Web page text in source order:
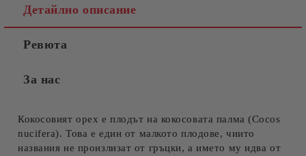
Детайлно описание
Ревюта
За нас
Кокосовият орех е плодът на кокосовата палма (Cocos
nucifera). Това е един от малкото плодове, чиито
названия не произлизат от гръцки, а името му идва от